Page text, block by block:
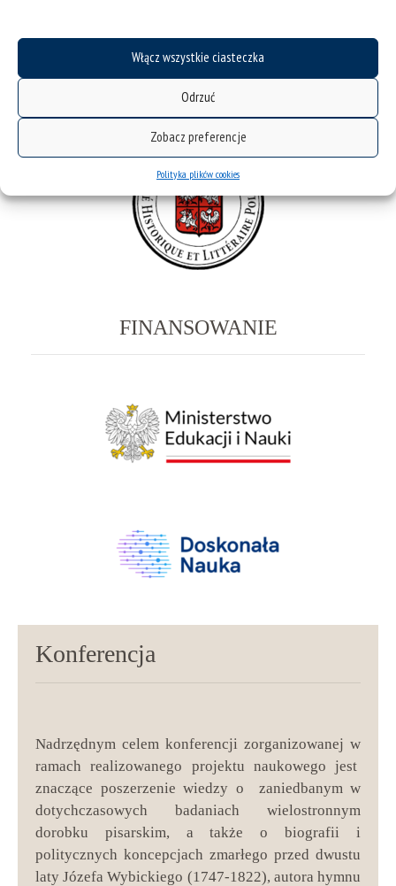
Włącz wszystkie ciasteczka
Odrzuć
Zobacz preferencje
Polityka plików cookies
FINANSOWANIE
Konferencja
Nadrzędnym celem konferencji zorganizowanej w
ramach realizowanego projektu naukowego jest
znaczące poszerzenie wiedzy o zaniedbanym w
dotychczasowych badaniach wielostronnym
dorobku pisarskim, a także o biografii i
politycznych koncepcjach zmarłego przed dwustu
laty Józefa Wybickiego (1747-1822), autora hymnu